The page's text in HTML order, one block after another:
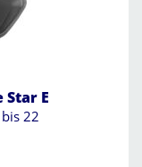
Star E
22